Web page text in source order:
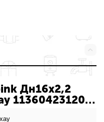
Дн16х2,2
11360423120: